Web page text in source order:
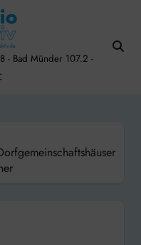
- Bad Münder 107.2 -